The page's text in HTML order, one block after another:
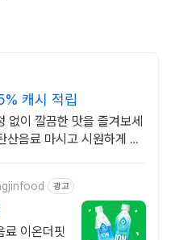
캐시 적립
없이 깔끔한 맛을 즐겨보세
음료 마시고 시원하게 날
광고
이온더핏